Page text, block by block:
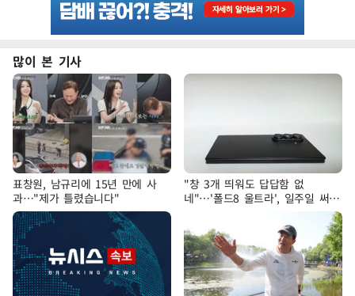
많이 본 기사
표창원, 남규리에 15년 만에 사
과…"제가 틀렸습니다"
"창 3개 띄워도 답답함 없
네"…'폴드8 울트라', 일주일 써보